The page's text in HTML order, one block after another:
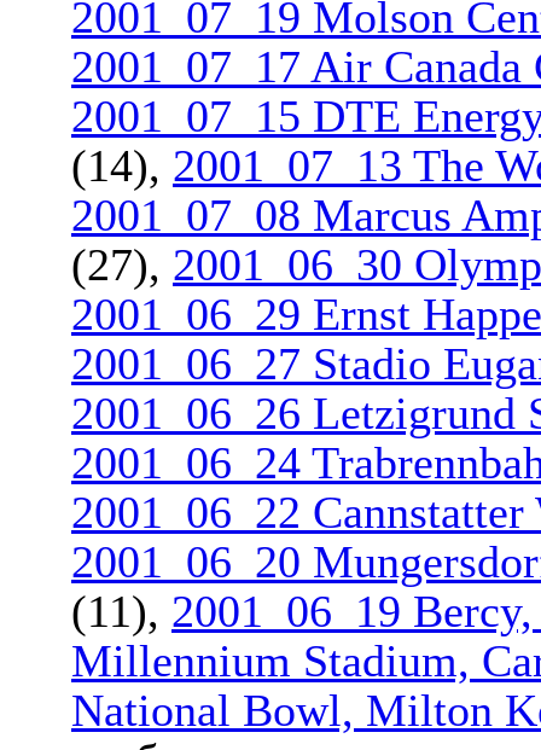
2001_07_19 Molson
2001_07_17 Air Canada
2001_07_15 DTE
(14), 2001_07_13 The
2001_07_08 Marcus
(27), 2001_06_30
2001_06_29 Ernst
2001_06_27 Stadio
2001_06_26 Letzigrund
2001_06_24
2001_06_22
2001_06_20
(11), 2001_06_19
Millennium Stadium,
National Bowl, Milton